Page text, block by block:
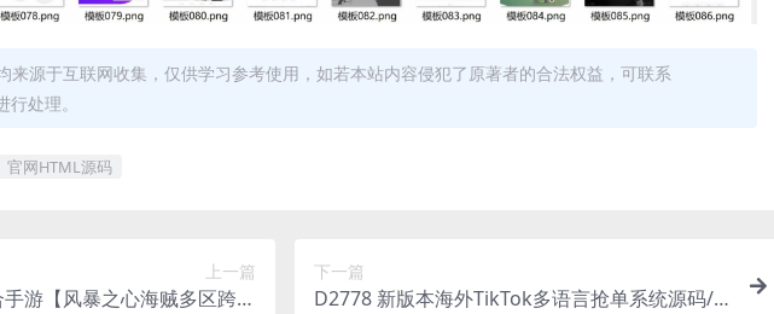
来源于互联网收集，仅供学习参考使用，如若本站内容侵犯了原著者的合法权益，可联系
处理。
官网HTML源码
上一篇
游【风暴之心海贼多区跨服
下一篇
D2778 新版本海外TikTok多语言抢单系统源码/